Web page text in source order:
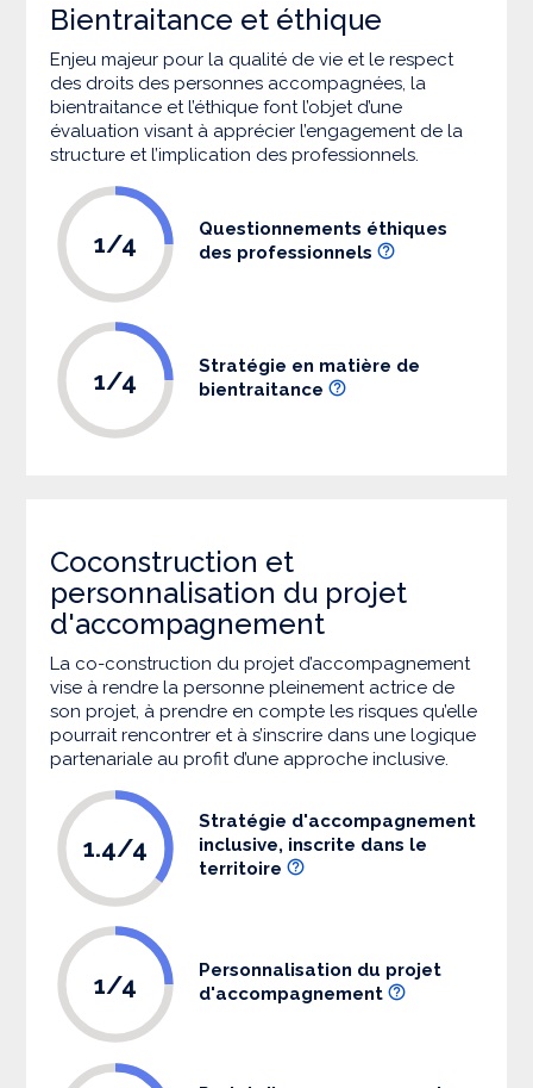
Bientraitance et éthique
Enjeu majeur pour la qualité de vie et le respect
des droits des personnes accompagnées, la
bientraitance et l’éthique font l’objet d’une
évaluation visant à apprécier l’engagement de la
structure et l’implication des professionnels.
1/4
Questionnements éthiques
des professionnels
1/4
Stratégie en matière de
bientraitance
Coconstruction et
personnalisation du projet
d'accompagnement
La co-construction du projet d’accompagnement
vise à rendre la personne pleinement actrice de
son projet, à prendre en compte les risques qu’elle
pourrait rencontrer et à s’inscrire dans une logique
partenariale au profit d’une approche inclusive.
1.4/4
Stratégie d'accompagnement
inclusive, inscrite dans le
territoire
1/4
Personnalisation du projet
d'accompagnement